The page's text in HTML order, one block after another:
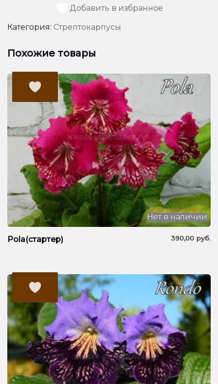
Добавить в избранное
Категория: Стрептокарпусы
Похожие товары
Pola(стартер) 390,00 руб.
Нет в наличии